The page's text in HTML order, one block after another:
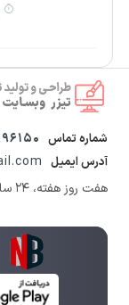
شماره تماس
آدرس ایمیل
هفت روز هفته، ۲۴ ساعت شبانه‌روز پاسخگوی شما هستیم.